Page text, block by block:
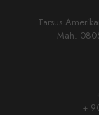
Tarsus
Mah.
+